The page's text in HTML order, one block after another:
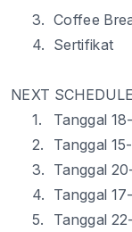
3. Coffee
4. Sertifikat
NEXT
1.
Tanggal
2.
Tanggal
3. Tanggal
4. Tanggal
5.
Tanggal